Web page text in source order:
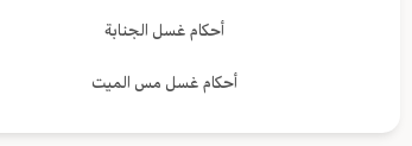
أحكام غسل الجنابة
أحكام غسل مس الميت